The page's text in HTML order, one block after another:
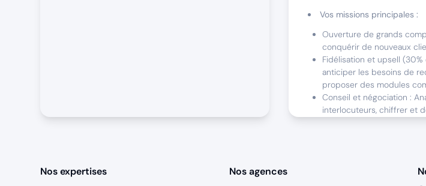
Vos missions principales :
Ouverture de grands
conquérir de nouveaux
Fidélisation et upsell
anticiper les besoins de
proposer des modules
Conseil et négociation :
interlocuteurs, chiffrer et
Déplacements fréquents
Nos expertises
Nos agences